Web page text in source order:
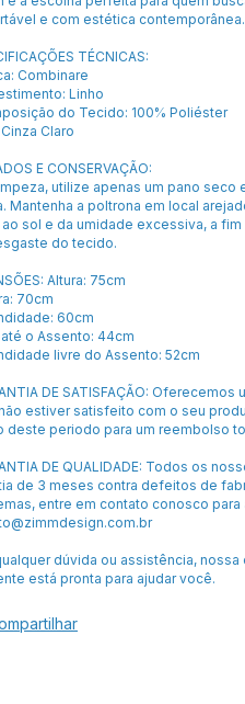
e com estética contemporânea.
TÉCNICAS:
Combinare
Linho
do Tecido: 100% Poliéster
Claro
E CONSERVAÇÃO:
utilize apenas um pano seco
Mantenha a poltrona em local
ao sol e da umidade excessiva, a
do tecido.
Altura: 75cm
70cm
60cm
o Assento: 44cm
livre do Assento: 52cm
DE SATISFAÇÃO: Oferecemos
estiver satisfeito com o seu
deste periodo para um reembolso
DE QUALIDADE: Todos os
de 3 meses contra defeitos de
entre em contato conosco
dúvida ou assistência,
está pronta para ajudar você.